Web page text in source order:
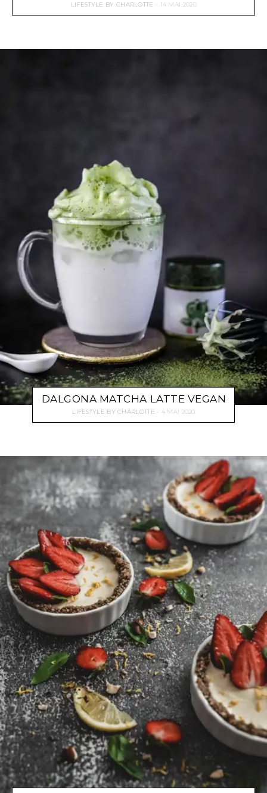
LIFESTYLE BY CHARLOTTE 14 MAI 2020
DALGONA MATCHA LATTE VEGAN
LIFESTYLE BYCHARLOTTE 4 MAI 2020